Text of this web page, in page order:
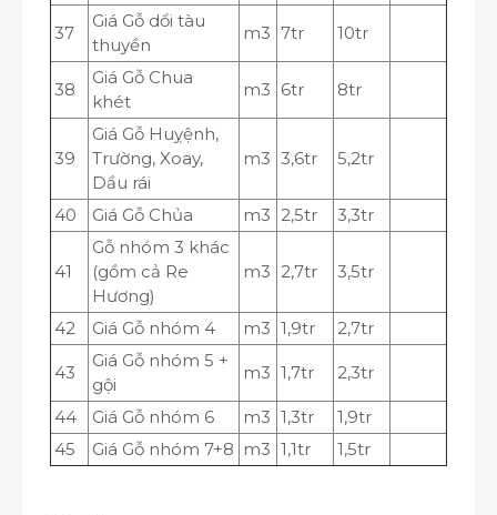
37
Giá Gỗ dổi tàu
thuyền
m3 7tr 10tr
38
Giá Gỗ Chua
khét
m3 6tr 8tr
39
Giá Gỗ Huỵệnh,
Trường, Xoay,
Dầu rái
m3 3,6tr 5,2tr
40 Giá Gỗ Chủa m3 2,5tr 3,3tr
41
Gỗ nhóm 3 khác
(gồm cả Re
Hương)
m3 2,7tr 3,5tr
42 Giá Gỗ nhóm 4 m3 1,9tr 2,7tr
43
Giá Gỗ nhóm 5 +
gội
m3 1,7tr 2,3tr
44 Giá Gỗ nhóm 6 m3 1,3tr
1,9tr
45
Giá Gỗ nhóm 7+8 m3 1,1tr 1,5tr